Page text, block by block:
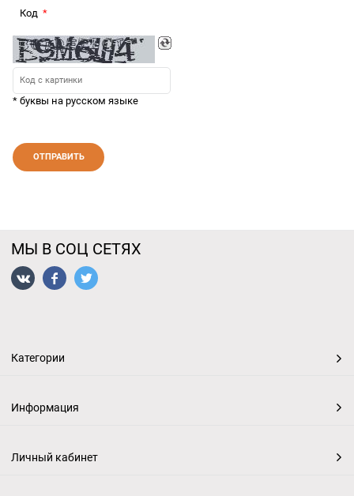
Код
* буквы на русском языке
МЫ В СОЦ СЕТЯХ
Категории
Информация
Личный кабинет